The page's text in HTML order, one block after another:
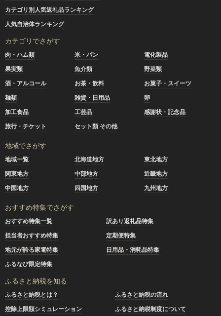
カテゴリ別人気返礼品ランキング
人気自治体ランキング
カテゴリでさがす
肉・ハム類 米・パン
電化製品
果実類
魚介類
野菜類
酒・アルコール
お茶・飲料
お菓子・スイーツ
麺類
雑貨・日用品
卵
加工食品
工芸品
感謝状・記念品
旅行・チケット
セット類 その他
地域でさがす
地域一覧 北海道地方
東北地方
関東地方
中部地方
近畿地方
中国地方
四国地方 九州地方
おすすめ特集でさがす
おすすめ特集一覧
訳あり返礼品特集
担当者おすすめ特集
定期便特集
地元が誇る家電特集
日用品・消耗品特集
ふるなび限定特集
ふるさと納税を知る
ふるさと納税とは？
ふるさと納税の流れ
控除上限額シミュレーション
ふるさと納税制度について